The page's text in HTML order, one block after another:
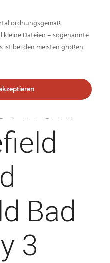
Bad
3
ordnungsgemäß
Dateien – sogenannte
ist bei den meisten großen